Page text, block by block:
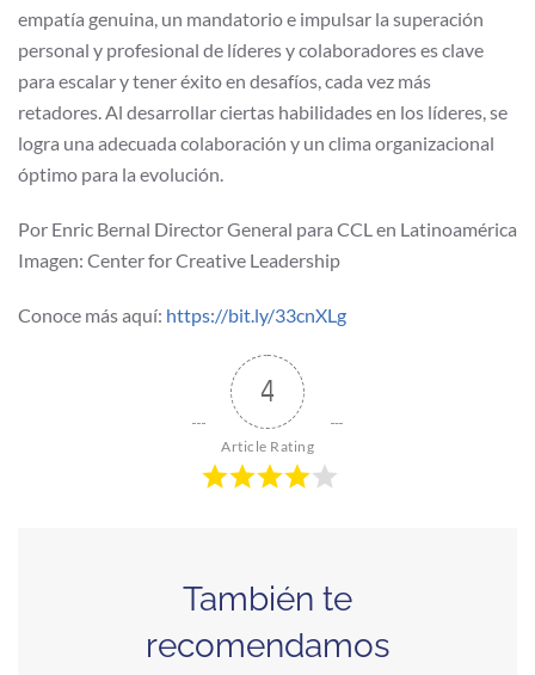
empatía genuina, un mandatorio e impulsar la superación
personal y profesional de líderes y colaboradores es clave
para escalar y tener éxito en desafíos, cada vez más
retadores. Al desarrollar ciertas habilidades en los líderes, se
logra una adecuada colaboración y un clima organizacional
óptimo para la evolución.
Por Enric Bernal Director General para CCL en Latinoamérica
Imagen: Center for Creative Leadership
Conoce más aquí: https://bit.ly/33cnXLg
4
Article Rating
También te
recomendamos